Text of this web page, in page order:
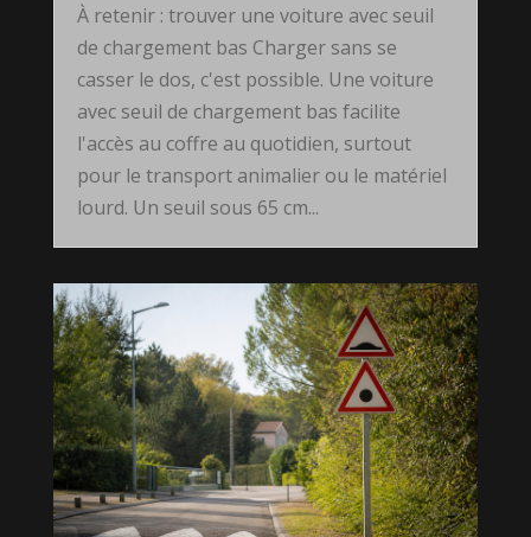
À retenir : trouver une voiture avec seuil
de chargement bas Charger sans se
casser le dos, c'est possible. Une voiture
avec seuil de chargement bas facilite
l'accès au coffre au quotidien, surtout
pour le transport animalier ou le matériel
lourd. Un seuil sous 65 cm...